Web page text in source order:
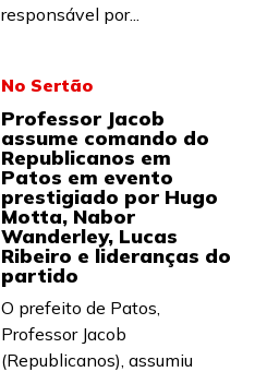
responsável por...
No Sertão
Professor Jacob
assume comando do
Republicanos em
Patos em evento
prestigiado por Hugo
Motta, Nabor
Wanderley, Lucas
Ribeiro e lideranças do
partido
O prefeito de Patos,
Professor Jacob
(Republicanos), assumiu